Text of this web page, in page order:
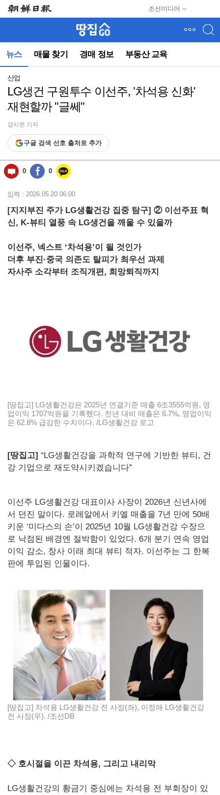
조선미디어
뉴스 매물 찾기 경매 정보 부동산 교육
뉴
(컨
동)
산업
LG생건 구원투수 이선주, '차석용 신화'
재현할까 "글쎄"
강시온 기자
구글 검색 선호 출처로 추가
0 0
입력 : 2026.05.20 06:00
[지지부진 주가 LG생활건강 집중 탐구] ② 이선주표 혁
신, K-뷰티 열풍 속 LG생건을 깨울 수 있을까
이선주, 넥스트 ‘차석용’이 될 것인가
더후 부진·중국 의존도 탈피가 최우선 과제
자사주 소각부터 조직개편, 희망퇴직까지
[땅집고] LG생활건강은 2025년 연결기준 매출 6조3555억원, 영
업이익 1707억원을 기록했다. 전년 대비 매출은 6.7%, 영업이익
은 62.8% 급감한 수치이다. /LG생활건강 로고
[땅집고] “LG생활건강을 과학적 연구에 기반한 뷰티, 건
강 기업으로 재도약시키겠습니다”
이선주 LG생활건강 대표이사 사장이 2026년 신년사에
서 던진 말이다. 로레알에서 키엘 매출을 7년 만에 50배
키운 ‘미다스의 손’이 2025년 10월 LG생활건강 수장으
로 낙점된 배경엔 절박함이 있었다. 6개 분기 연속 영업
이익 감소, 창사 이래 최대 뷰티 적자. 이선주는 그 한복
판에 투입된 인물이다.
[땅집고] 차석용 LG생활건강 전 사장(좌), 이정애 LG생활건강
전 사장(우). /조선DB
◇ 호시절을 이끈 차석용, 그리고 내리막
LG생활건강의 황금기 중심에는 차석용 전 부회장이 있